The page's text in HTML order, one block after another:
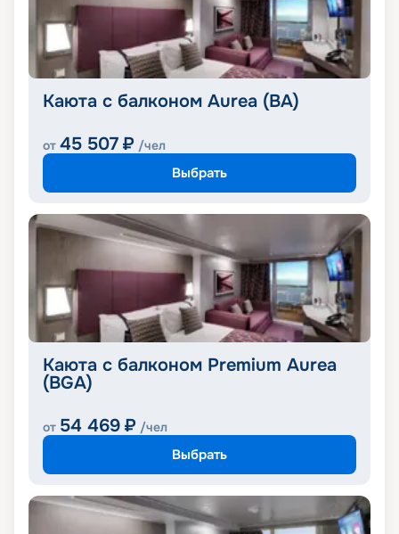
Каюта с балконом Aurea (BA)
от 45 507 ₽ /чел
Выбрать
Каюта с балконом Premium Aurea
(BGA)
от 54 469 ₽ /чел
Выбрать